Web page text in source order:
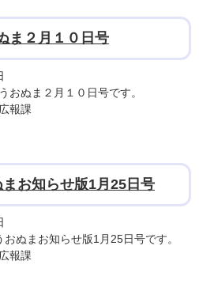
ま２月１０日号
ぬま２月１０日号です。
報課
お知らせ版1月25日号
ぬまお知らせ版1月25日号です。
報課